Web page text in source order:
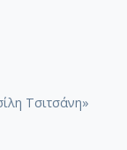
Τσιτσάνη»